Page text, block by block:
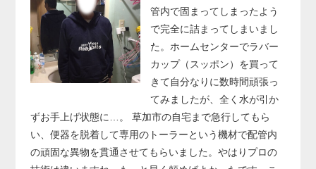
管内で固まってしまったよう
で完全に詰まってしまいまし
た。ホームセンターでラバー
カップ（スッポン）を買って
きて自分なりに数時間頑張っ
てみましたが、全く水が引か
ずお手上げ状態に…。 草加市の自宅まで急行してもら
い、便器を脱着して専用のトーラーという機材で配管内
の頑固な異物を貫通させてもらいました。やはりプロの